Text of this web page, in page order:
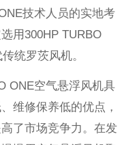
技术人员的实地考
用300HP TURBO
统罗茨风机。
ONE空气悬浮风机具
维修保养低的优点，
了市场竞争力。在发